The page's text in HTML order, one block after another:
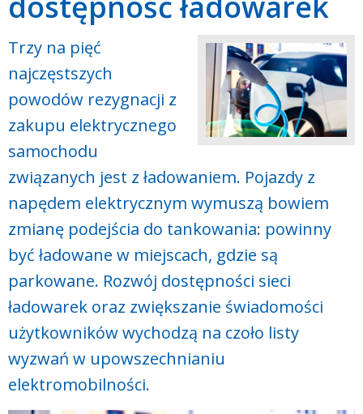
Trzy na pięć
najczęstszych
powodów rezygnacji z
zakupu elektrycznego
samochodu
związanych jest z ładowaniem. Pojazdy z
napędem elektrycznym wymuszą bowiem
zmianę podejścia do tankowania: powinny
być ładowane w miejscach, gdzie są
parkowane. Rozwój dostępności sieci
ładowarek oraz zwiększanie świadomości
użytkowników wychodzą na czoło listy
wyzwań w upowszechnianiu
elektromobilności.